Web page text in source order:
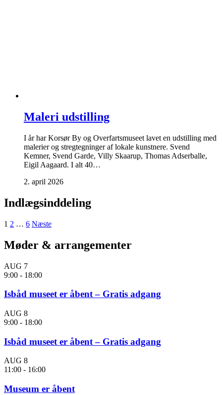
Maleri udstilling
I år har Korsør By og Overfartsmuseet lavet en udstilling med
malerier og stregtegninger af lokale kunstnere. Svend
Kemner, Svend Garde, Villy Skaarup, Thomas Adserballe,
Eigil Aagaard. I alt 40…
2. april 2026
Indlægsinddeling
1 2 … 6 Næste
Møder & arrangementer
AUG 7
9:00 - 18:00
Isbåd museet er åbent – Gratis adgang
AUG 8
9:00 - 18:00
Isbåd museet er åbent – Gratis adgang
AUG 8
11:00 - 16:00
Museum er åbent